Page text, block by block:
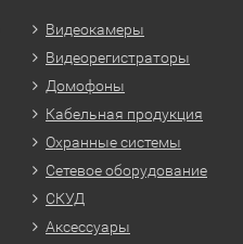
Видеокамеры
Видеорегистраторы
Домофоны
Кабельная продукция
Охранные системы
Сетевое оборудование
СКУД
Аксессуары